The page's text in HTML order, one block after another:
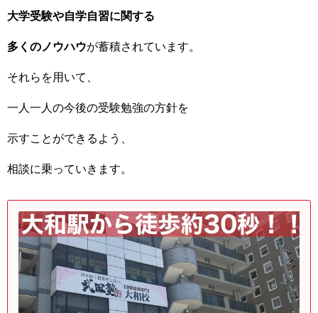
大学受験や自学自習に関する
多くのノウハウが蓄積されています。
それらを用いて、
一人一人の今後の受験勉強の方針を
示すことができるよう、
相談に乗っていきます。